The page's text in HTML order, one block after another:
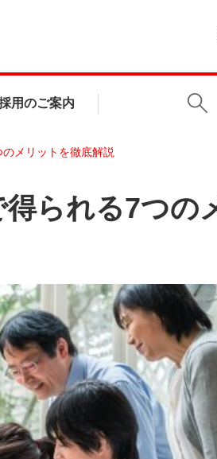
用のご案内
メリットを徹底解説
られる7つの